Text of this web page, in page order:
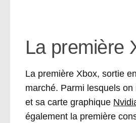
La première
La première Xbox, sortie
marché. Parmi lesquels
et sa carte graphique
également la première